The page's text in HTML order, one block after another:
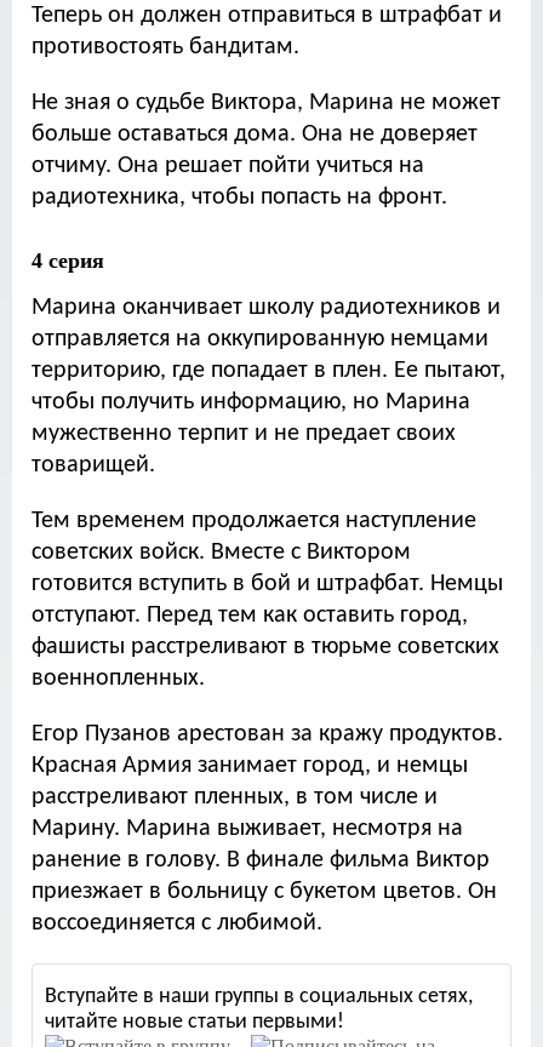
Теперь он должен отправиться в штрафбат и
противостоять бандитам.
Не зная о судьбе Виктора, Марина не может
больше оставаться дома. Она не доверяет
отчиму. Она решает пойти учиться на
радиотехника, чтобы попасть на фронт.
4 серия
Марина оканчивает школу радиотехников и
отправляется на оккупированную немцами
территорию, где попадает в плен. Ее пытают,
чтобы получить информацию, но Марина
мужественно терпит и не предает своих
товарищей.
Тем временем продолжается наступление
советских войск. Вместе с Виктором
готовится вступить в бой и штрафбат. Немцы
отступают. Перед тем как оставить город,
фашисты расстреливают в тюрьме советских
военнопленных.
Егор Пузанов арестован за кражу продуктов.
Красная Армия занимает город, и немцы
расстреливают пленных, в том числе и
Марину. Марина выживает, несмотря на
ранение в голову. В финале фильма Виктор
приезжает в больницу с букетом цветов. Он
воссоединяется с любимой.
Вступайте в наши группы в социальных сетях,
читайте новые статьи первыми!